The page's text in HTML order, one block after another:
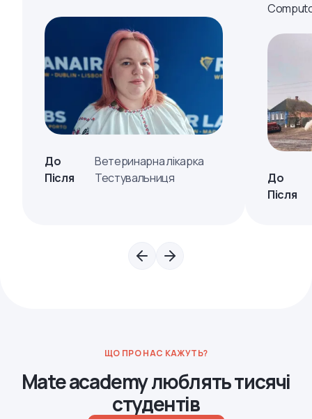
До
Ветеринарна лікарка
Після
Тестувальниця
До
Після
ЩО ПРО НАС КАЖУТЬ?
Mate academy люблять тисячі
студентів